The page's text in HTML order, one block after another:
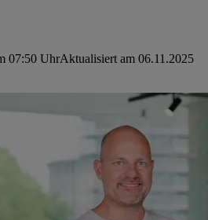
07:50 UhrAktualisiert am 06.11.2025